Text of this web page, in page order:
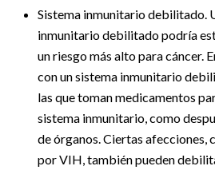
Sistema inmunitario debilitado.
inmunitario debilitado podría
un riesgo más alto para cáncer.
con un sistema inmunitario
las que toman medicamentos
sistema inmunitario, como
de órganos. Ciertas afecciones,
por VIH, también pueden